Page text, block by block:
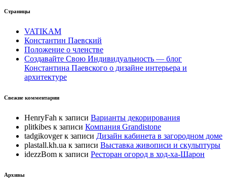
Страницы
VATIKAM
Константин Паевский
Положение о членстве
Создавайте Свою Индивидуальность — блог
Константина Паевского о дизайне интерьера и
архитектуре
Свежие комментарии
HenryFah к записи Варианты декорирования
plitkibes к записи Компания Grandistone
tadgikovgerк записи Дизайн кабинета в загородном доме
plastall.kh.ua к записи Выставка живописи и скульптуры
idezzBom к записи Ресторан огород в ход-ха-Шарон
Архивы